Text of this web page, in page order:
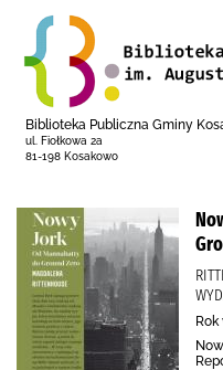
Biblioteka Publiczna Gminy
ul. Fiołkowa 2a
81-198 Kosakowo
Rok